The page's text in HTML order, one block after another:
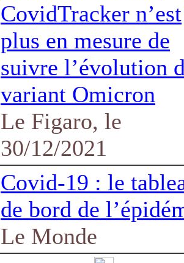
CovidTracker n’est
plus en mesure de
suivre l’évolution
variant Omicron
Le Figaro, le
30/12/2021
Covid-19 : le
de bord de
Le Monde